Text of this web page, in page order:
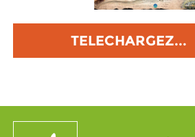
TELECHARGEZ...